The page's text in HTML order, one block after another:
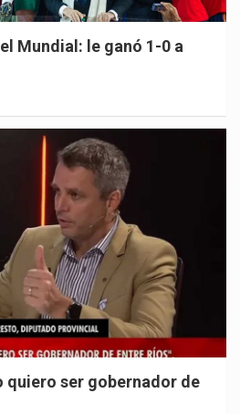
Mundial: le ganó 1-0 a
quiero ser gobernador de